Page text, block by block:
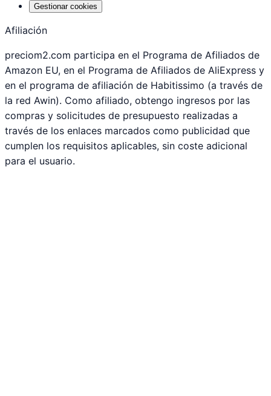
Gestionar cookies
Afiliación
preciom2.com participa en el Programa de Afiliados de
Amazon EU, en el Programa de Afiliados de AliExpress y
en el programa de afiliación de Habitissimo (a través de
la red Awin). Como afiliado, obtengo ingresos por las
compras y solicitudes de presupuesto realizadas a
través de los enlaces marcados como publicidad que
cumplen los requisitos aplicables, sin coste adicional
para el usuario.